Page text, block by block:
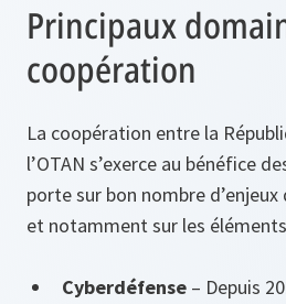
Principaux
coopération
La coopération entre la
l’OTAN s’exerce au bénéfice
porte sur bon nombre
et notamment sur les
Cyberdéfense – Depuis